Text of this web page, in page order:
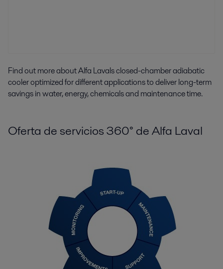
Find out more about Alfa Lavals closed-chamber adiabatic
cooler optimized for different applications to deliver long-term
savings in water, energy, chemicals and maintenance time.
Oferta de servicios 360° de Alfa Laval